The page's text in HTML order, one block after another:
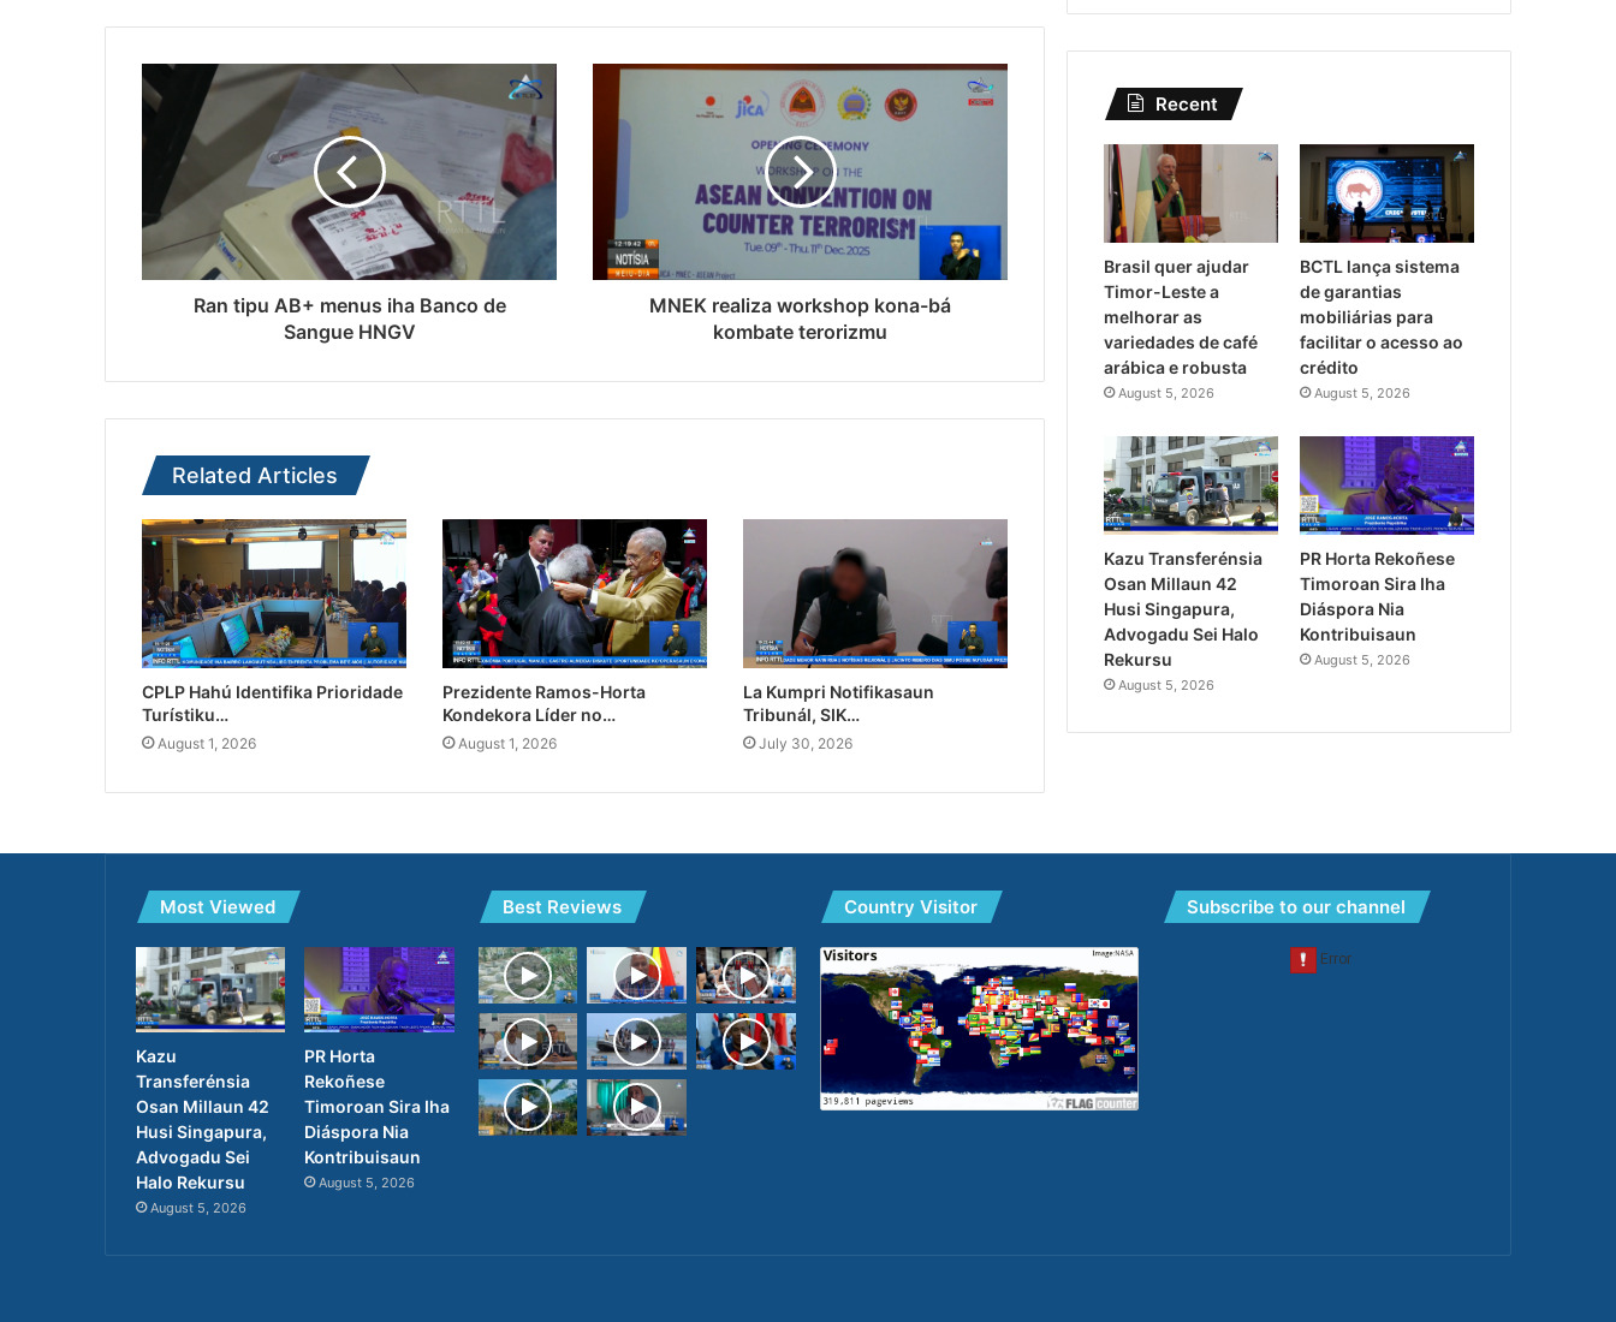
Ran tipu AB+ menus iha Banco de
Sangue HNGV
MNEK realiza workshop kona-bá
kombate terorizmu
Related Articles
CPLP Hahú Identifika Prioridade
Turístiku…
August 1, 2026
Prezidente Ramos-Horta
Kondekora Líder no…
August 1, 2026
La Kumpri Notifikasaun
Tribunál, SIK…
July 30, 2026
Recent
Brasil quer ajudar
Timor-Leste a
melhorar as
variedades de café
arábica e robusta
August 5, 2026
BCTL lança sistema
de garantias
mobiliárias para
facilitar o acesso ao
crédito
August 5, 2026
Kazu Transferénsia
Osan Millaun 42
Husi Singapura,
Advogadu Sei Halo
Rekursu
August 5, 2026
PR Horta Rekoñese
Timoroan Sira Iha
Diáspora Nia
Kontribuisaun
August 5, 2026
Most Viewed
Kazu
Transferénsia
Osan Millaun 42
Husi Singapura,
Advogadu Sei
Halo Rekursu
August 5, 2026
PR Horta
Rekoñese
Timoroan Sira Iha
Diáspora Nia
Kontribuisaun
August 5, 2026
Best Reviews Country Visitor Subscribe to our channel